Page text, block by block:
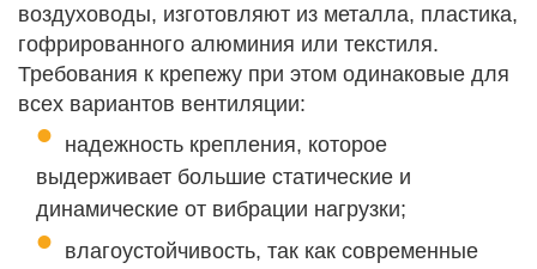
воздуховоды, изготовляют из металла, пластика,
гофрированного алюминия или текстиля.
Требования к крепежу при этом одинаковые для
всех вариантов вентиляции:
надежность крепления, которое
выдерживает большие статические и
динамические от вибрации нагрузки;
влагоустойчивость, так как современные